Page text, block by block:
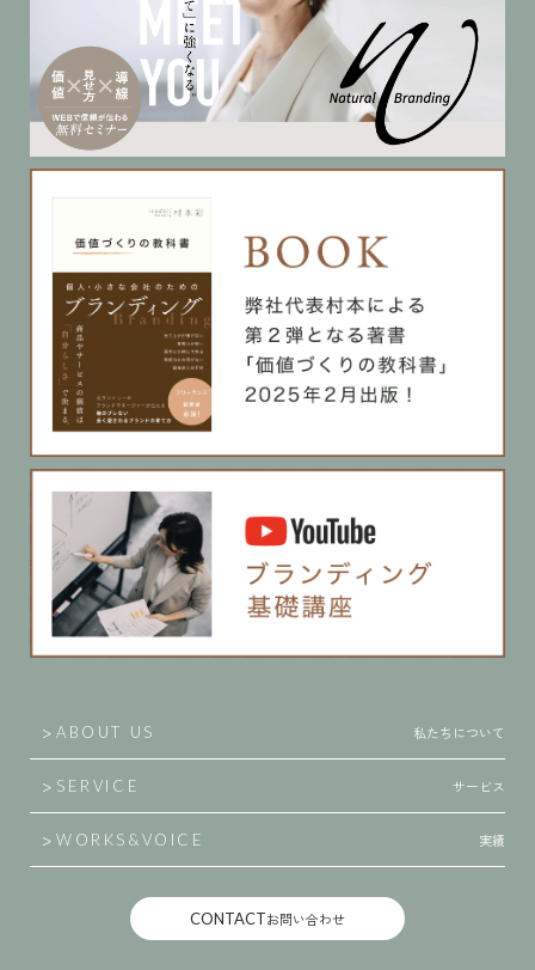
ABOUT US 私たちについて
SERVICE サービス
WORKS & VOICE 実績
CONTACTお問い合わせ